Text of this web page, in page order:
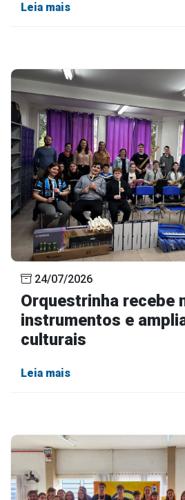
Leia mais
24/07/2026
Orquestrinha recebe
instrumentos e
culturais
Leia mais